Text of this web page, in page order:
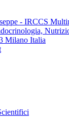
- IRCCS
Milano Italia